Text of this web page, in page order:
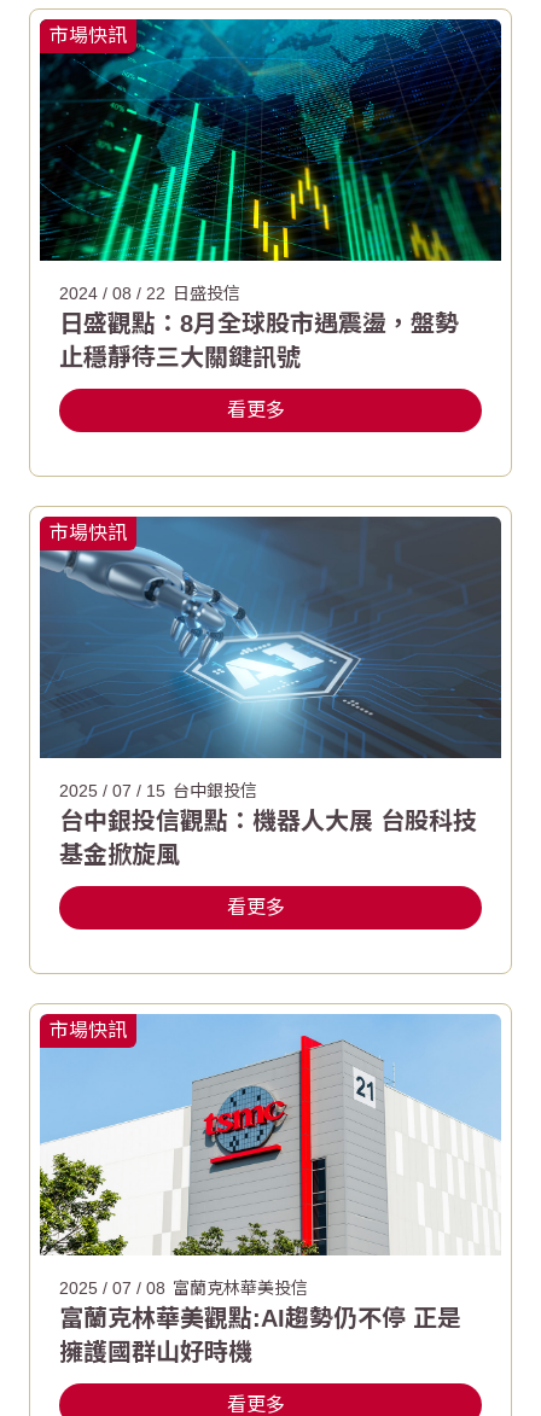
市場快訊
2024 / 08 / 22 日盛投信
日盛觀點：8月全球股市遇震盪，盤勢
止穩靜待三大關鍵訊號
看更多
市場快訊
2025 / 07 / 15 台中銀投信
台中銀投信觀點：機器人大展 台股科技
基金掀旋風
看更多
市場快訊
2025 / 07 / 08 富蘭克林華美投信
富蘭克林華美觀點:AI趨勢仍不停 正是
擁護國群山好時機
看更多